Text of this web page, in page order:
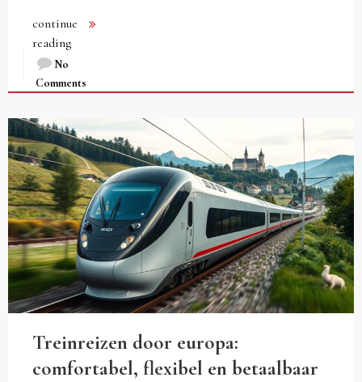
continue
reading
No
Comments
Treinreizen door europa:
comfortabel, flexibel en betaalbaar